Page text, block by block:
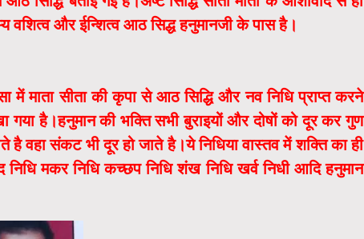
वशित्व और ईन्शित्व आठ सिद्ध हनुमानजी के पास है।
में माता सीता की कृपा से आठ सिद्धि और नव निधि प्राप्त करने
है।हनुमान की भक्ति सभी बुराइयों और दोषों को दूर कर गुण
वहा संकट भी दूर हो जाते है।ये निधिया वास्तव में शक्ति का ही
निधि मकर निधि कच्छप निधि शंख निधि खर्व निधी आदि हनुमान